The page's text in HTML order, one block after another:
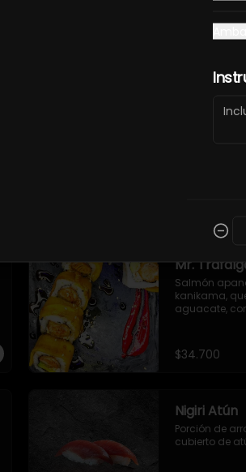
California
Mr.
Salmón
kanikama,
aguacate,
$34.700
Nigiri Atún
Porción de
cubierto de